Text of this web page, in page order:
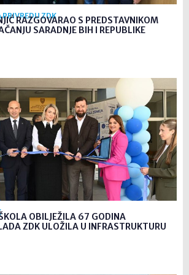
ZDK
RAZGOVARAO S PREDSTAVNIKOM
SARADNJE BIH I REPUBLIKE
OBILJEŽILA 67 GODINA
ZDK ULOŽILA U INFRASTRUKTURU